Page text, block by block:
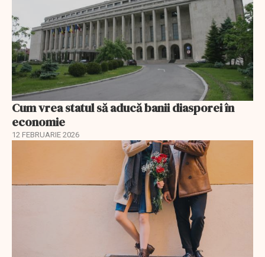
Cum vrea statul să aducă banii diasporei în
economie
12 FEBRUARIE 2026